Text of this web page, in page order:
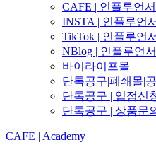
CAFE | 인플루언서
INSTA | 인플루언서
TikTok | 인플루언서
NBlog | 인플루언서
바이라이프몰
단톡공구|폐쇄몰|
단톡공구 | 입점신
단톡공구 | 상품문
CAFE | Academy